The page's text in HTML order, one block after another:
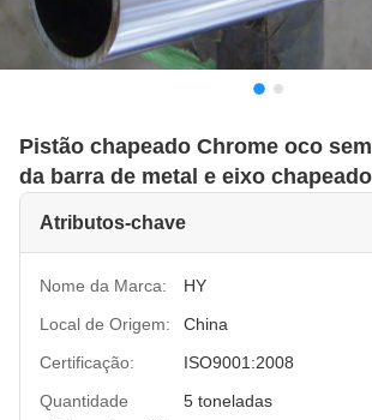
Pistão chapeado Chrome oco
da barra de metal e eixo
Atributos-chave
Nome da Marca:
HY
Local de Origem:
China
Certificação:
ISO9001:2008
Quantidade
5 toneladas